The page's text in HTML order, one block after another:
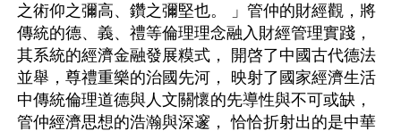
之術仰之彌高、鑽之彌堅也。 」管仲的財經觀，將
傳統的德、義、禮等倫理理念融入財經管理實踐，
其系統的經濟金融發展糢式， 開啓了中國古代德法
並舉，尊禮重樂的治國先河， 映射了國家經濟生活
中傳統倫理道德與人文關懷的先導性與不可或缺，
管仲經濟思想的浩瀚與深邃， 恰恰折射出的是中華